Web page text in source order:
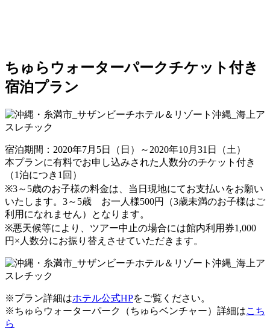
ちゅらウォーターパークチケット付き
宿泊プラン
宿泊期間：2020年7月5日（日）～2020年10月31日（土）
本プランに有料でお申し込みされた人数分のチケット付き
（1泊につき1回）
※3～5歳のお子様の料金は、当日現地にてお支払いをお願い
いたします。3～5歳 お一人様500円（3歳未満のお子様はご
利用になれません）となります。
※悪天候等により、ツアー中止の場合には館内利用券1,000
円×人数分にお振り替えさせていただきます。
※プラン詳細はホテル公式HPをご覧ください。
※ちゅらウォーターパーク（ちゅらベンチャー）詳細はこち
ら